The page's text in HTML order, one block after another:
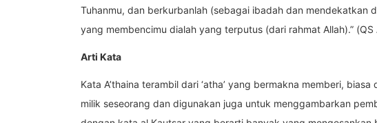
Tuhanmu, dan berkurbanlah (sebagai ibadah dan mendekatkan
yang membencimu dialah yang terputus (dari rahmat Allah).” (QS
Arti Kata
Kata A’thaina terambil dari ‘atha’ yang bermakna memberi,
milik seseorang dan digunakan juga untuk menggambarkan